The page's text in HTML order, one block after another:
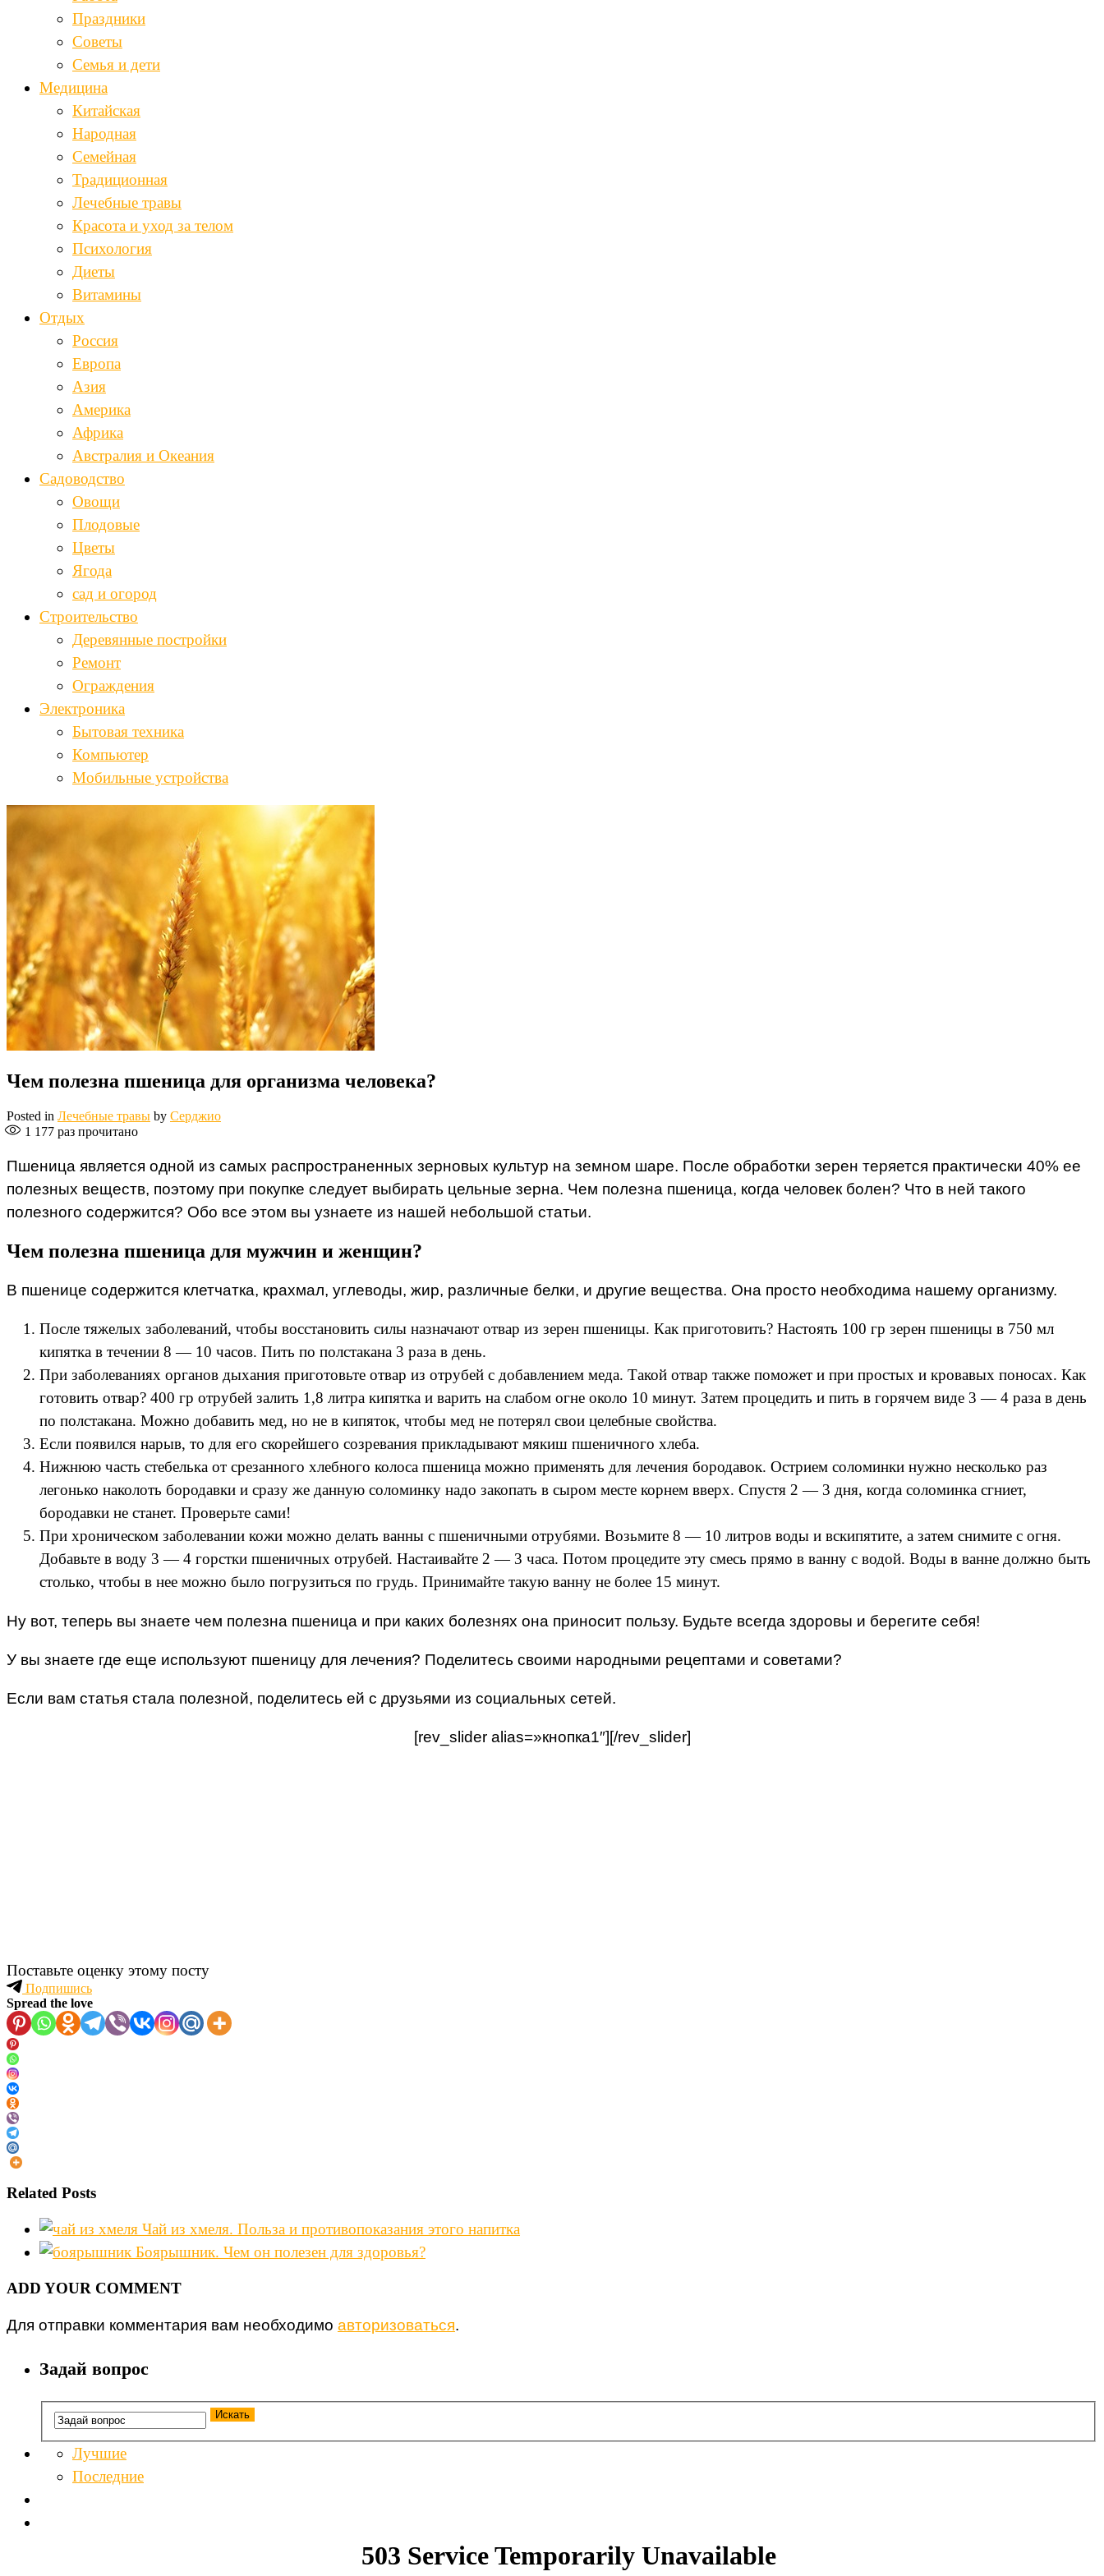
Праздники
Советы
Семья и дети
Медицина
Китайская
Народная
Семейная
Традиционная
Лечебные травы
Красота и уход за телом
Психология
Диеты
Витамины
Отдых
Россия
Европа
Азия
Америка
Африка
Австралия и Океания
Садоводство
Овощи
Плодовые
Цветы
Ягода
сад и огород
Строительство
Деревянные постройки
Ремонт
Ограждения
Электроника
Бытовая техника
Компьютер
Мобильные устройства
Чем полезна пшеница для организма человека?
Posted in Лечебные травы by Серджио
1 177 раз прочитано
Пшеница является одной из самых распространенных зерновых культур на земном шаре. После обработки зерен теряется практически 40% ее
полезных веществ, поэтому при покупке следует выбирать цельные зерна. Чем полезна пшеница, когда человек болен? Что в ней такого
полезного содержится? Обо все этом вы узнаете из нашей небольшой статьи.
Чем полезна пшеница для мужчин и женщин?
В пшенице содержится клетчатка, крахмал, углеводы, жир, различные белки, и другие вещества. Она просто необходима нашему организму.
После тяжелых заболеваний, чтобы восстановить силы назначают отвар из зерен пшеницы. Как приготовить? Настоять 100 гр зерен пшеницы в 750 мл
кипятка в течении 8 — 10 часов. Пить по полстакана 3 раза в день.
При заболеваниях органов дыхания приготовьте отвар из отрубей с добавлением меда. Такой отвар также поможет и при простых и кровавых поносах. Как
готовить отвар? 400 гр отрубей залить 1,8 литра кипятка и варить на слабом огне около 10 минут. Затем процедить и пить в горячем виде 3 — 4 раза в день
по полстакана. Можно добавить мед, но не в кипяток, чтобы мед не потерял свои целебные свойства.
Если появился нарыв, то для его скорейшего созревания прикладывают мякиш пшеничного хлеба.
Нижнюю часть стебелька от срезанного хлебного колоса пшеница можно применять для лечения бородавок. Острием соломинки нужно несколько раз
легонько наколоть бородавки и сразу же данную соломинку надо закопать в сыром месте корнем вверх. Спустя 2 — 3 дня, когда соломинка сгниет,
бородавки не станет. Проверьте сами!
При хроническом заболевании кожи можно делать ванны с пшеничными отрубями. Возьмите 8 — 10 литров воды и вскипятите, а затем снимите с огня.
Добавьте в воду 3 — 4 горстки пшеничных отрубей. Настаивайте 2 — 3 часа. Потом процедите эту смесь прямо в ванну с водой. Воды в ванне должно быть
столько, чтобы в нее можно было погрузиться по грудь. Принимайте такую ванну не более 15 минут.
Ну вот, теперь вы знаете чем полезна пшеница и при каких болезнях она приносит пользу. Будьте всегда здоровы и берегите себя!
У вы знаете где еще используют пшеницу для лечения? Поделитесь своими народными рецептами и советами?
Если вам статья стала полезной, поделитесь ей с друзьями из социальных сетей.
[rev_slider alias=»кнопка1″][/rev_slider]
Поставьте оценку этому посту
Подпишись
Spread the love
Related Posts
Чай из хмеля. Польза и противопоказания этого напитка
Боярышник. Чем он полезен для здоровья?
ADD YOUR COMMENT
Для отправки комментария вам необходимо авторизоваться.
Задай вопрос
Лучшие
Последние